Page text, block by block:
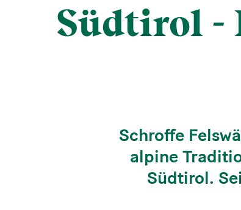
Südtirol -
Schroffe
alpine
Südtirol.